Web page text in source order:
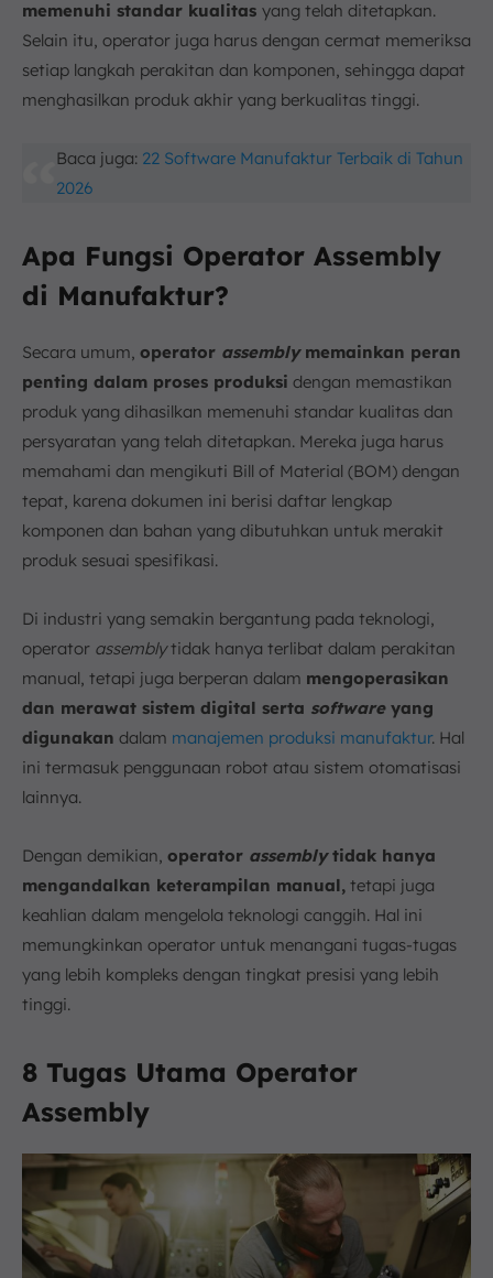
memenuhi standar kualitas yang telah ditetapkan.
Selain itu, operator juga harus dengan cermat memeriksa
setiap langkah perakitan dan komponen, sehingga dapat
menghasilkan produk akhir yang berkualitas tinggi.
Baca juga: 22 Software Manufaktur Terbaik di Tahun
2026
Apa Fungsi Operator Assembly
di Manufaktur?
Secara umum, operator assemblymemainkan peran
penting dalam proses produksi dengan memastikan
produk yang dihasilkan memenuhi standar kualitas dan
persyaratan yang telah ditetapkan. Mereka juga harus
memahami dan mengikuti Bill of Material (BOM) dengan
tepat, karena dokumen ini berisi daftar lengkap
komponen dan bahan yang dibutuhkan untuk merakit
produk sesuai spesifikasi.
Di industri yang semakin bergantung pada teknologi,
operator assemblytidak hanya terlibat dalam perakitan
manual, tetapi juga berperan dalam mengoperasikan
dan merawat sistem digital serta softwareyang
digunakan dalam manajemen produksi manufaktur. Hal
ini termasuk penggunaan robot atau sistem otomatisasi
lainnya.
Dengan demikian, operator assemblytidak hanya
mengandalkan keterampilan manual, tetapi juga
keahlian dalam mengelola teknologi canggih. Hal ini
memungkinkan operator untuk menangani tugas-tugas
yang lebih kompleks dengan tingkat presisi yang lebih
tinggi.
8 Tugas Utama Operator
Assembly